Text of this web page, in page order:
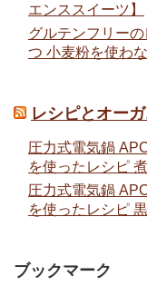
エンススイーツ】
グルテンフリー
つ 小麦粉を使わ
レシピとオー
圧力式電気鍋
を使ったレシピ
圧力式電気鍋
を使ったレシピ
ブックマーク